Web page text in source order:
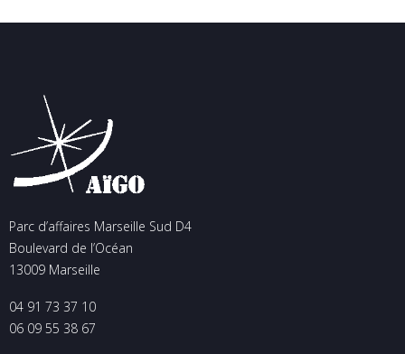
Parc d’affaires Marseille Sud D4
Boulevard de l’Océan
13009 Marseille
04 91 73 37 10
06 09 55 38 67